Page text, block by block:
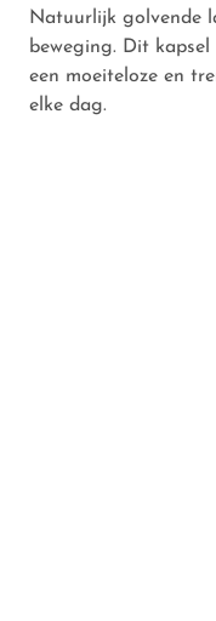
Natuurlijk golvende
beweging. Dit
een moeiteloze en
elke dag.